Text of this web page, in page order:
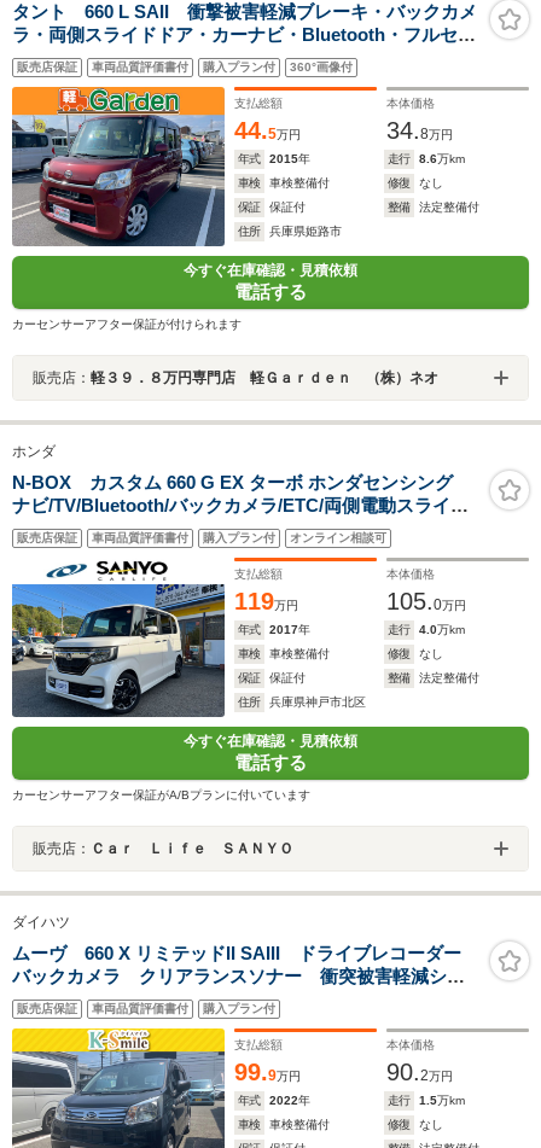
タント 660 L SAII 衝撃被害軽減ブレーキ・バックカメ
ラ・両側スライドドア・カーナビ・Bluetooth・フルセグ
TV・CD/DVD再生・禁煙車・アイドリングストップ・ベ
ンチシート・ルームクリーニング!
販売店保証 車両品質評価書付 購入プラン付 360°画像付
支払総額
44.5万円
本体価格
34.8万円
年式
2015年 走行 8.6万km
車検
車検整備付 修復
なし
保証
保証付 整備
法定整備付
住所
兵庫県姫路市
今すぐ在庫確認・見積依頼
電話する
カーセンサーアフター保証が付けられます
販売店： 軽３９．８万円専門店 軽Ｇａｒｄｅｎ （株）ネオ
ホンダ
N-BOX カスタム 660 G EX ターボ ホンダセンシング
ナビ/TV/Bluetooth/バックカメラ/ETC/両側電動スライド
ドア/ターボ/ホンダセンシング
販売店保証 車両品質評価書付 購入プラン付 オンライン相談可
支払総額
119万円
本体価格
105.0万円
年式
2017年 走行 4.0万km
車検
車検整備付 修復
なし
保証
保証付 整備
法定整備付
住所
兵庫県神戸市北区
今すぐ在庫確認・見積依頼
電話する
カーセンサーアフター保証がA/Bプランに付いています
販売店： Ｃａｒ Ｌｉｆｅ ＳＡＮＹＯ
ダイハツ
ムーヴ 660 X リミテッドII SAIII ドライブレコーダー
バックカメラ クリアランスソナー 衝突被害軽減シス
テム オートマチックハイビーム オートライト LED
ヘッドランプ スマートキー アイドリングストップ
電動格納ミラー
販売店保証 車両品質評価書付 購入プラン付
支払総額
99.9万円
本体価格
90.2万円
年式
2022年 走行 1.5万km
車検
車検整備付 修復
なし